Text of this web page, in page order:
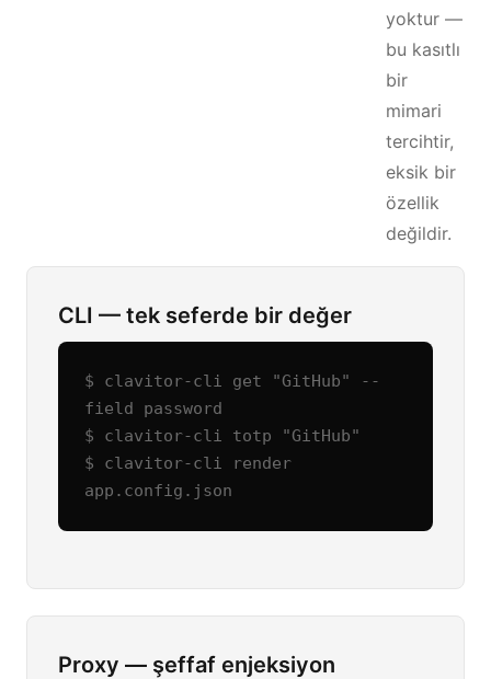
yoktur —
bu kasıtlı
bir
mimari
tercihtir,
eksik bir
özellik
değildir.
CLI — tek seferde bir değer
$ clavitor-cli get "GitHub" --
field password
$ clavitor-cli totp "GitHub"
$ clavitor-cli render
app.config.json
Proxy — şeffaf enjeksiyon